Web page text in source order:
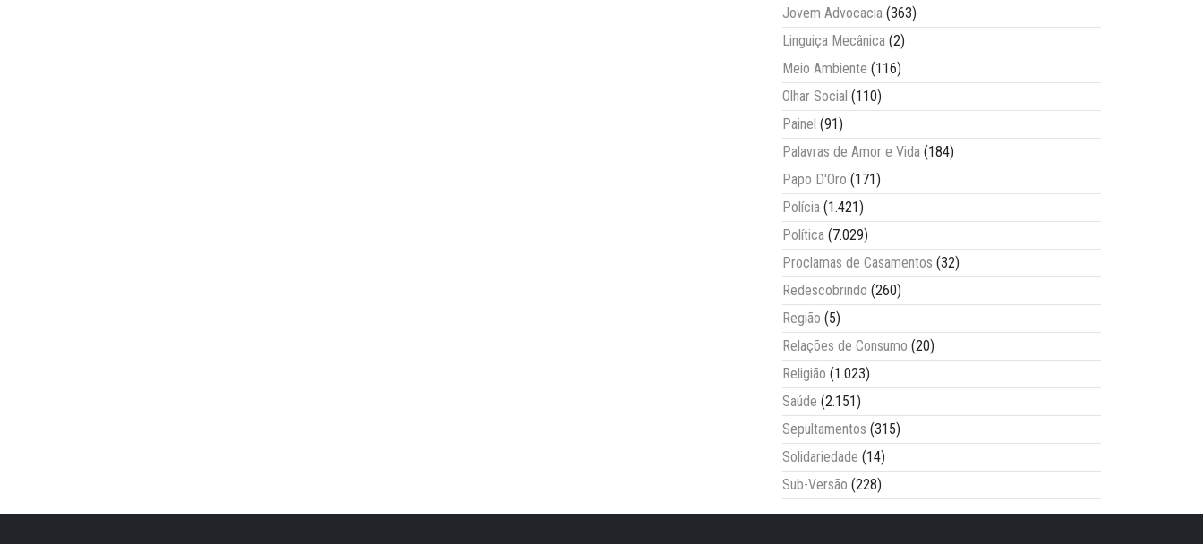
Jovem Advocacia (363)
Linguiça Mecânica (2)
Meio Ambiente (116)
Olhar Social (110)
Painel (91)
Palavras de Amor e Vida (184)
Papo D'Oro (171)
Polícia (1.421)
Política (7.029)
Proclamas de Casamentos (32)
Redescobrindo (260)
Região (5)
Relações de Consumo (20)
Religião (1.023)
Saúde (2.151)
Sepultamentos (315)
Solidariedade (14)
Sub-Versão (228)